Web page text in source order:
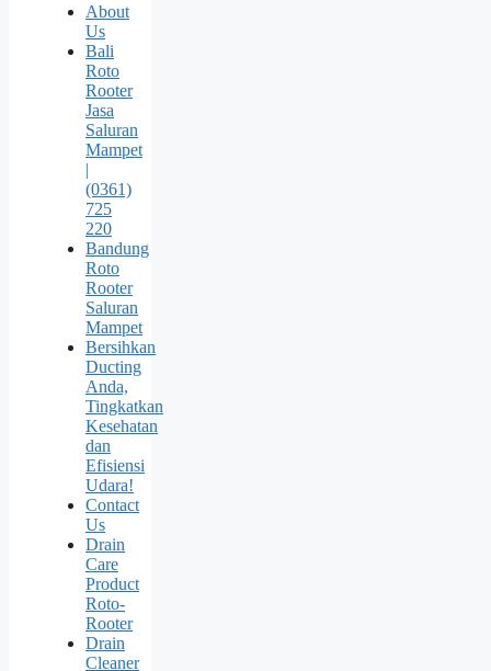
About
Us
Bali
Roto
Rooter
Jasa
Saluran
Mampet
|
(0361)
725
220
Bandung
Roto
Rooter
Saluran
Mampet
Bersihkan
Ducting
Anda,
Tingkatkan
Kesehatan
dan
Efisiensi
Udara!
Contact
Us
Drain
Care
Product
Roto-
Rooter
Drain
Cleaner